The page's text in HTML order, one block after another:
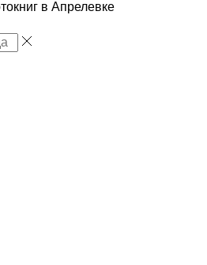
в Апрелевке